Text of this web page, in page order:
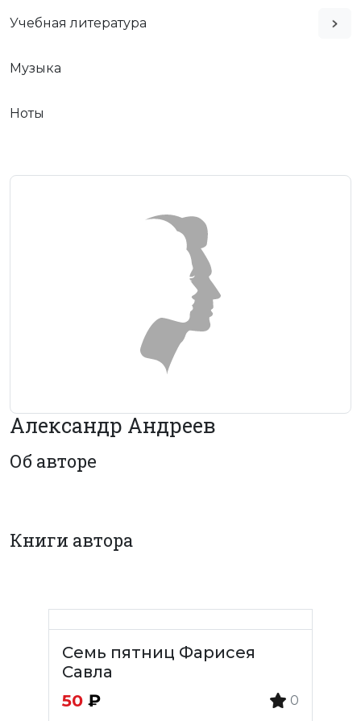
Учебная литература
Музыка
Ноты
Александр Андреев
Об авторе
Книги автора
Семь пятниц Фарисея
Савла
50 ₽ 0